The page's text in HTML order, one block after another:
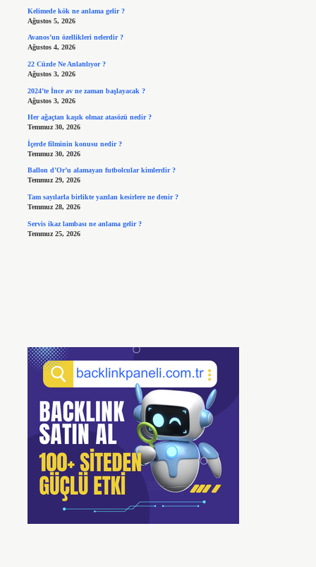
Kelimede kök ne anlama gelir ?
Ağustos 5, 2026
Avanos’un özellikleri nelerdir ?
Ağustos 4, 2026
22 Cüzde Ne Anlatılıyor ?
Ağustos 3, 2026
2024’te İnce av ne zaman başlayacak ?
Ağustos 3, 2026
Her ağaçtan kaşık olmaz atasözü nedir ?
Temmuz 30, 2026
İçerde filminin konusu nedir ?
Temmuz 30, 2026
Ballon d’Or’u alamayan futbolcular kimlerdir ?
Temmuz 29, 2026
Tam sayılarla birlikte yazılan kesirlere ne denir ?
Temmuz 28, 2026
Servis ikaz lambası ne anlama gelir ?
Temmuz 25, 2026